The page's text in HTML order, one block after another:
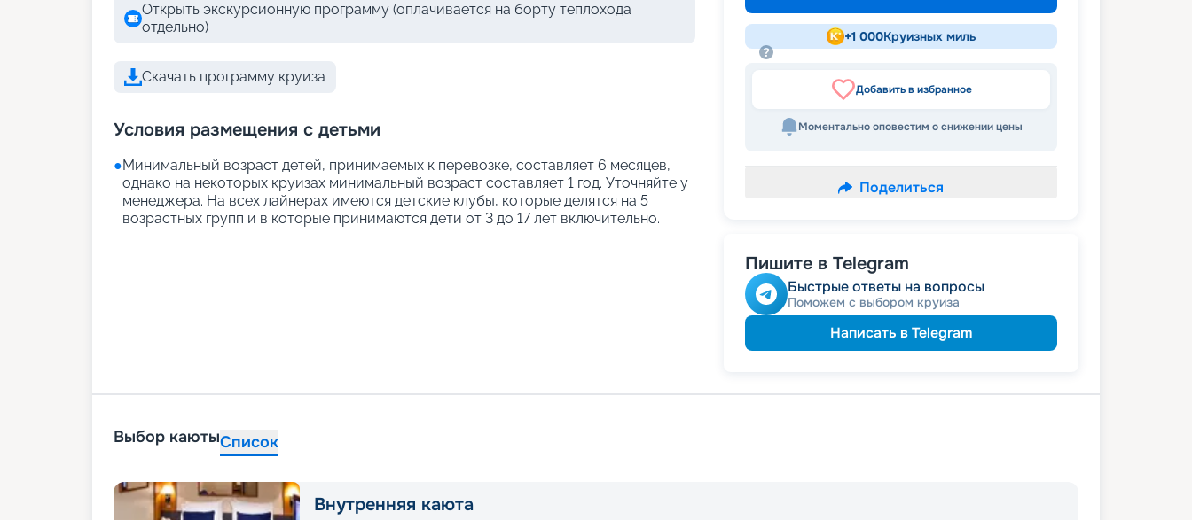
Открыть экскурсионную программу (оплачивается на борту теплохода
отдельно)
Скачать программу круиза
Условия размещения с детьми
●Минимальный возраст детей, принимаемых к перевозке, составляет 6 месяцев,
однако на некоторых круизах минимальный возраст составляет 1 год. Уточняйте у
менеджера. На всех лайнерах имеются детские клубы, которые делятся на 5
возрастных групп и в которые принимаются дети от 3 до 17 лет включительно.
+1 000Круизных миль
Добавить в избранное
Моментально оповестим о снижении цены
Поделиться
Пишите в Telegram
Быстрые ответы на вопросы
Поможем с выбором круиза
Написать в Telegram
Выбор каютыСписок
Внутренняя каюта